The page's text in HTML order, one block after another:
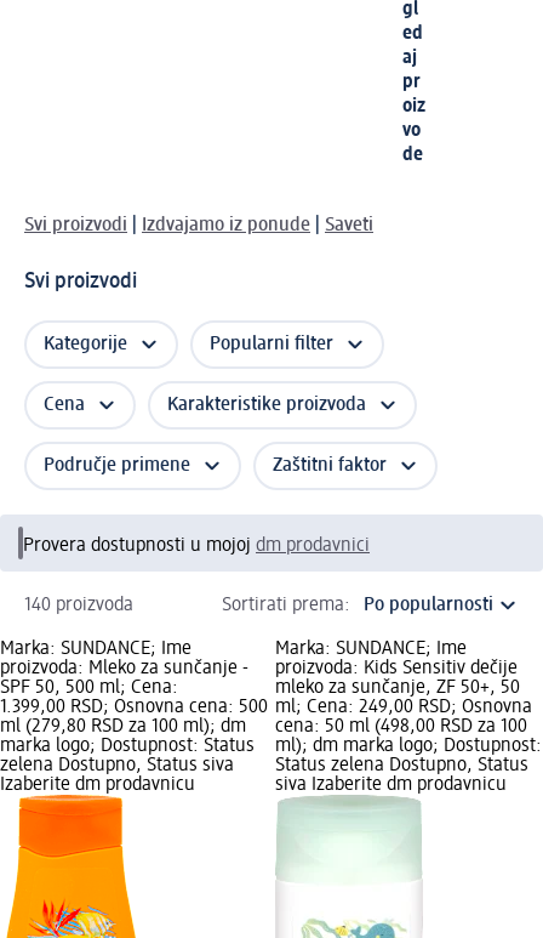
gl
ed
aj
pr
oiz
vo
de
Svi proizvodi Izdvajamo iz ponude Saveti
Svi proizvodi
Kategorije Popularni filter
Cena Karakteristike proizvoda
Područje primene Zaštitni faktor
Provera dostupnosti u mojoj dm prodavnici
140 proizvoda Sortirati prema:
Marka: SUNDANCE; Ime
proizvoda: Mleko za sunčanje -
SPF 50, 500 ml; Cena:
1.399,00 RSD; Osnovna cena: 500
ml (279,80 RSD za 100 ml); dm
marka logo; Dostupnost: Status
zelena Dostupno, Status siva
Izaberite dm prodavnicu
Marka: SUNDANCE; Ime
proizvoda: Kids Sensitiv dečije
mleko za sunčanje, ZF 50+, 50
ml; Cena: 249,00 RSD; Osnovna
cena: 50 ml (498,00 RSD za 100
ml); dm marka logo; Dostupnost:
Status zelena Dostupno, Status
siva Izaberite dm prodavnicu